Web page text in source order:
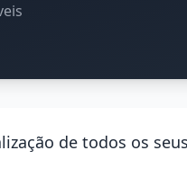
de todos os